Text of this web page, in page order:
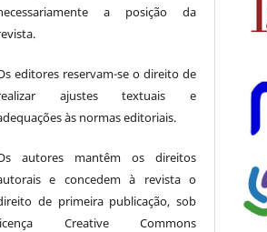
a posição da
editores reservam-se o direito de
ajustes textuais e
às normas editoriais.
autores mantêm os direitos
e concedem à revista o
de primeira publicação, sob
Creative Commons